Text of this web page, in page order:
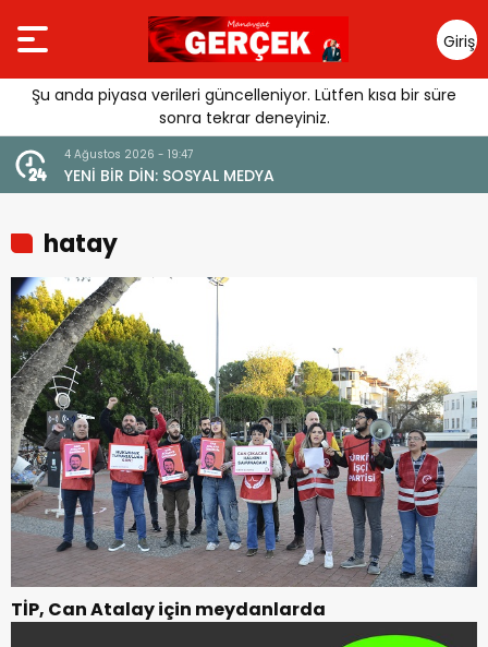
Giriş
Yap
Şu anda piyasa verileri güncelleniyor. Lütfen kısa bir süre
sonra tekrar deneyiniz.
4 Ağustos 2026 - 19:47
YENİ BİR DİN: SOSYAL MEDYA
hatay
TİP, Can Atalay için meydanlarda